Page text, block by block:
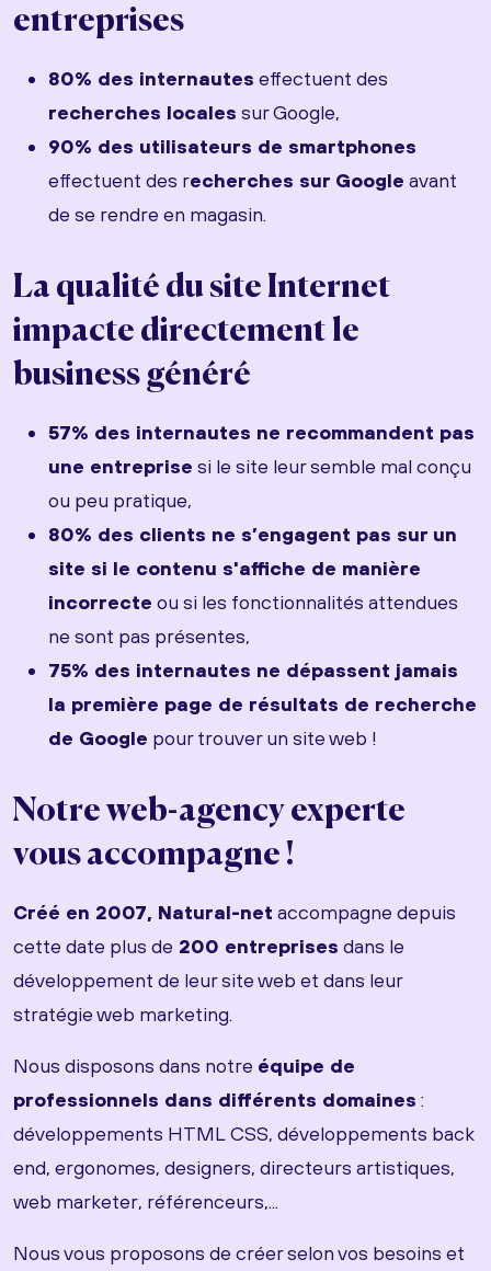
entreprises
80% des internautes effectuent des
recherches locales sur Google,
90% des utilisateurs de smartphones
effectuent des recherches sur Google avant
de se rendre en magasin.
La qualité du site Internet
impacte directement le
business généré
57% des internautes ne recommandent pas
une entreprise si le site leur semble mal conçu
ou peu pratique,
80% des clients ne s’engagent pas sur un
site si le contenu s'affiche de manière
incorrecte ou si les fonctionnalités attendues
ne sont pas présentes,
75% des internautes ne dépassent jamais
la première page de résultats de recherche
de Google pour trouver un site web !
Notre web-agency experte
vous accompagne !
Créé en 2007, Natural-net accompagne depuis
cette date plus de 200 entreprises dans le
développement de leur site web et dans leur
stratégie web marketing.
Nous disposons dans notre équipe de
professionnels dans différents domaines :
développements HTML CSS, développements back
end, ergonomes, designers, directeurs artistiques,
web marketer, référenceurs,...
Nous vous proposons de créer selon vos besoins et